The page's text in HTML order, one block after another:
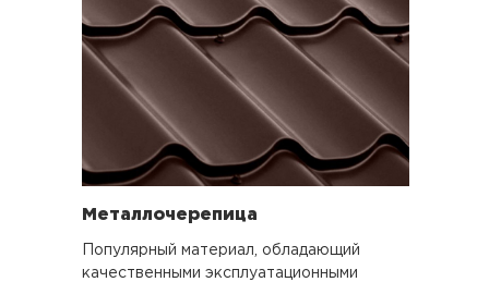
Металлочерепица
Популярный материал, обладающий
качественными эксплуатационными